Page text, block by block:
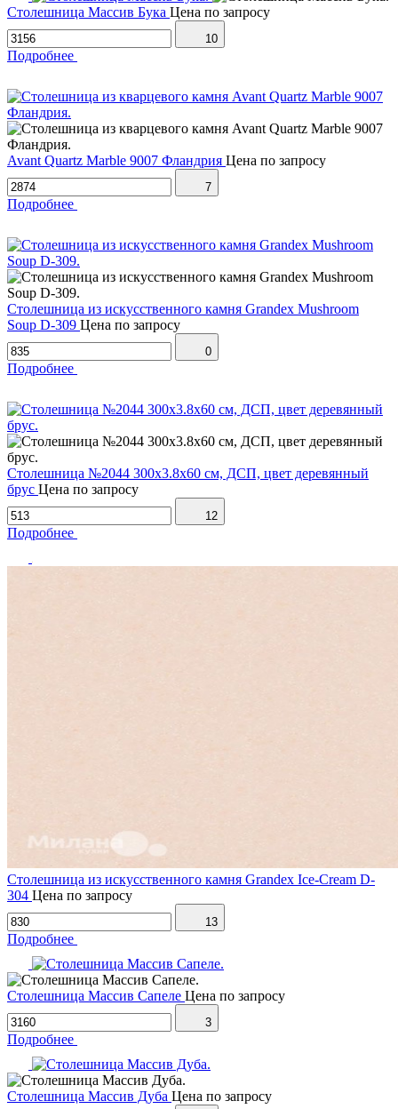
Столешница Массив Бука Цена по запросу
10
Подробнее
Avant Quartz Marble 9007 Фландрия Цена по запросу
7
Подробнее
Столешница из искусственного камня Grandex Mushroom
Soup D-309 Цена по запросу
0
Подробнее
Столешница №2044 300х3.8х60 см, ДСП, цвет деревянный
брус Цена по запросу
12
Подробнее
Столешница из искусственного камня Grandex Ice-Cream D-
304 Цена по запросу
13
Подробнее
Столешница Массив Сапеле Цена по запросу
3
Подробнее
Столешница Массив Дуба Цена по запросу